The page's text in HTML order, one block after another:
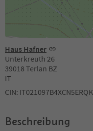
Haus Hafner
Unterkreuth 26
39018 Terlan BZ
IT
CIN: IT021097B4XCN5ERQK
Beschreibung